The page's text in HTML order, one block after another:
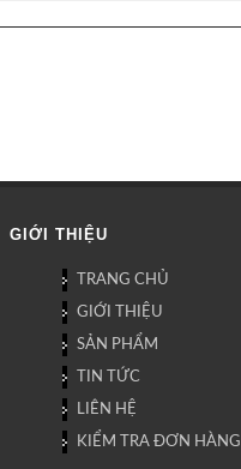
GIỚI THIỆU
TRANG CHỦ
GIỚI THIỆU
SẢN PHẨM
TIN TỨC
LIÊN HỆ
KIỂM TRA ĐƠN HÀNG